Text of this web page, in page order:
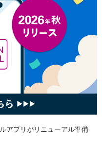
アプリがリニューアル準備